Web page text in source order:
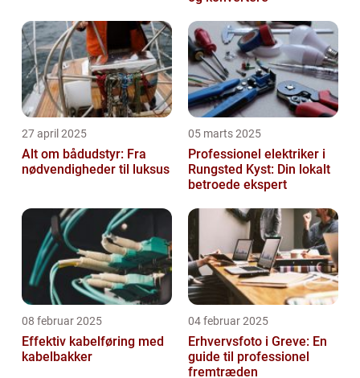
27 april 2025
Alt om bådudstyr: Fra
nødvendigheder til luksus
05 marts 2025
Professionel elektriker i
Rungsted Kyst: Din lokalt
betroede ekspert
08 februar 2025
Effektiv kabelføring med
kabelbakker
04 februar 2025
Erhvervsfoto i Greve: En
guide til professionel
fremtræden